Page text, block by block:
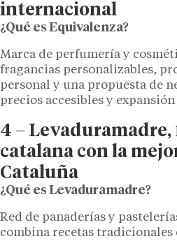
internacional
¿Qué es Equivalenza?
Marca de perfumería y
fragancias personalizables,
personal y una propuesta de
precios accesibles y
4 –
catalana con la
Cataluña
¿Qué es Levaduramadre?
Red de panaderías y
combina recetas tradicionales